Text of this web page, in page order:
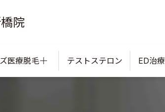
院
医療脱毛 テストステロン ED治療